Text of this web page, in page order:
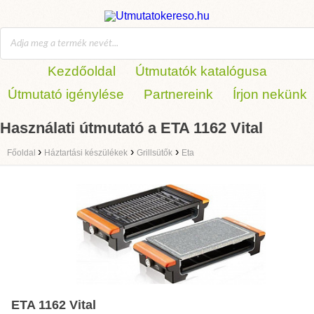
Kezdőoldal
Útmutatók katalógusa
Útmutató igénylése
Partnereink Írjon nekünk
Használati útmutató a ETA 1162 Vital
Főoldal › Háztartási készülékek › Grillsütők › Eta
ETA 1162 Vital